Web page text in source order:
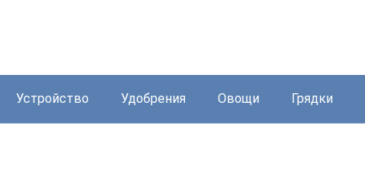
Устройство Удобрения Овощи Грядки